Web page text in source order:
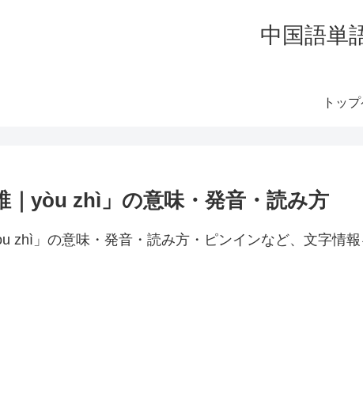
中国語単
トッ
｜yòu zhì」の意味・発音・読み方
zhì」の意味・発音・読み方・ピンインなど、文字情報